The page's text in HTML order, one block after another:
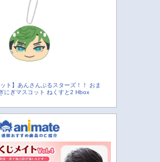
ット】あんさんぶるスターズ！！ おま
にぎマスコット ねくすと2 Hbox